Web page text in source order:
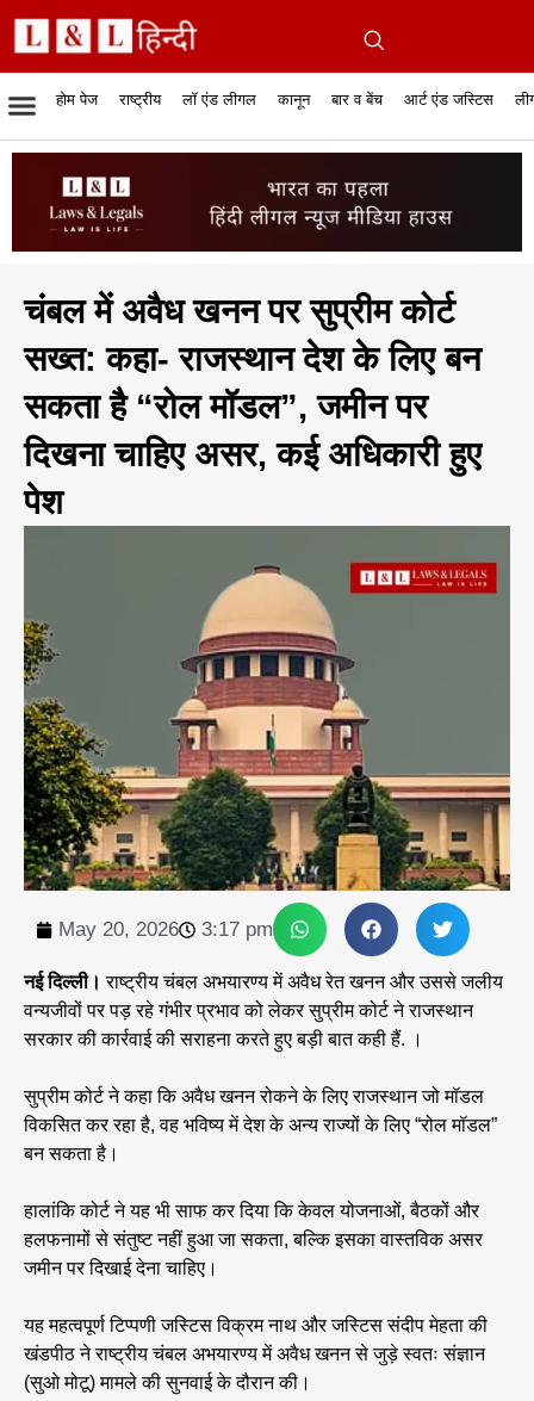
होम पेज राष्ट्रीय
रिपोर्टेबल जजमेंट सुप्रीम कोर्ट हाईकोर्ट
लॉ एंड लीगल
रिसर्च एनालाईसिस एंड लॉ केस स्टेटस
कानून
व्यापार में कानून फिल्में और कानून
बार व बेंच
बार एसोसिएशन बार
आर्ट एंड जस्टिस
जस्टिस एंड जस्टिस
चंबल में अवैध खनन पर सुप्रीम कोर्ट
सख्त: कहा- राजस्थान देश के लिए बन
सकता है “रोल मॉडल”, जमीन पर
दिखना चाहिए असर, कई अधिकारी हुए
पेश
May 20, 2026 3:17 pm
नई दिल्ली।राष्ट्रीय चंबल अभयारण्य में अवैध रेत खनन और उससे जलीय
वन्यजीवों पर पड़ रहे गंभीर प्रभाव को लेकर सुप्रीम कोर्ट ने राजस्थान
सरकार की कार्रवाई की सराहना करते हुए बड़ी बात कही हैं. ।
सुप्रीम कोर्ट ने कहा कि अवैध खनन रोकने के लिए राजस्थान जो मॉडल
विकसित कर रहा है, वह भविष्य में देश के अन्य राज्यों के लिए “रोल मॉडल”
बन सकता है।
हालांकि कोर्ट ने यह भी साफ कर दिया कि केवल योजनाओं, बैठकों और
हलफनामों से संतुष्ट नहीं हुआ जा सकता, बल्कि इसका वास्तविक असर
जमीन पर दिखाई देना चाहिए।
यह महत्वपूर्ण टिप्पणी जस्टिस विक्रम नाथ और जस्टिस संदीप मेहता की
खंडपीठ ने राष्ट्रीय चंबल अभयारण्य में अवैध खनन से जुड़े स्वतः संज्ञान
(सुओ मोटू) मामले की सुनवाई के दौरान की।